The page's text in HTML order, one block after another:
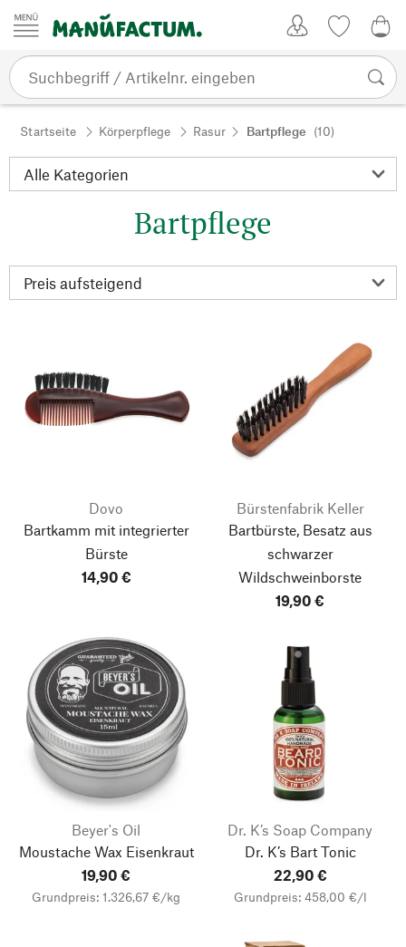
Zum Inhalt springen
Startseite Körperpflege Rasur Bartpflege (10)
Bartpflege
Dovo
Bartkamm mit integrierter
Bürste
14,90 €
Bürstenfabrik Keller
Bartbürste, Besatz aus
schwarzer
Wildschweinborste
19,90 €
Beyer's Oil
Moustache Wax Eisenkraut
19,90 €
Grundpreis: 1.326,67 €/kg
Dr. K’s Soap Company
Dr. K’s Bart Tonic
22,90 €
Grundpreis: 458,00 €/l